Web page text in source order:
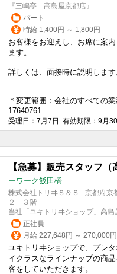
『三嶋亭 高島屋京都店』
パート
時給 1,400円 ～ 1,800円
お客様をお迎えし、お席に案
ます。
詳しくは、面接時に説明します
＊変更範囲：会社のすべての
17640761
受理日：7月7日 有効期限：9月
【急募】販売スタッフ
ーワーク飯田橋
株式会社トリヰＳ＆Ｓ - 京都府京
２ ３階
当社「ユキトリヰショップ」高
正社員
月給 227,648円 ～ 270,000円
ユキトリヰショップで、プレ
イクラスなラインナップの商
客をしていただきます。